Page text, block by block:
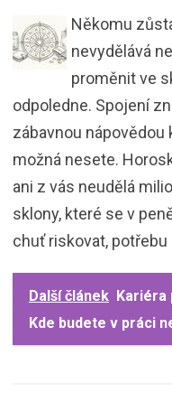
Někomu
nevydělává
proměnit ve
odpoledne. Spojení
zábavnou nápovědou
možná nesete.
ani z vás neudělá
sklony, které se v
chuť riskovat,
Další článek Kariéra
Kde budete v práci